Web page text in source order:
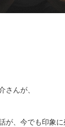
さんが、
が、 今でも印象に